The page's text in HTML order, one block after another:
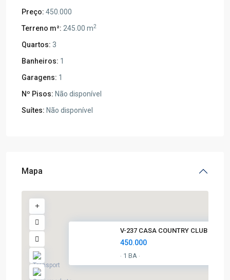
Preço: 450.000
Terreno m²: 245.00 m2
Quartos: 3
Banheiros: 1
Garagens: 1
Nº Pisos: Não disponível
Suítes: Não disponível
Mapa
V-237 CASA COUNTRY CLUB
450.000
· 1 BA ·